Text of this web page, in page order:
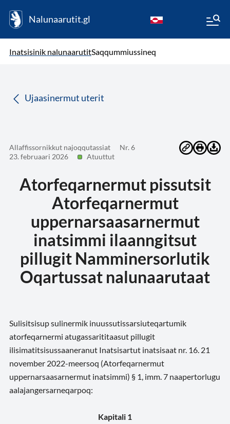
Nalunaarutit.gl
Inatsisinik nalunaarutitSaqqummiussineq
Ujaasinermut uterit
Allaffissornikkut najoqqutassiat
Nr. 6
23. februaari 2026
Atuuttut
Atorfeqarnermut pissutsit
Atorfeqarnermut
uppernarsaasarnermut
inatsimmi ilaanngitsut
pillugit Namminersorlutik
Oqartussat nalunaarutaat
Sulisitsisup sulinermik inuussutissarsiuteqartumik
atorfeqarnermi atugassarititaasut pillugit
ilisimatitsisussaaneranut Inatsisartut inatsisaat nr. 16. 21
november 2022-meersoq (Atorfeqarnermut
uppernarsaasarnermut inatsimmi) § 1, imm. 7 naapertorlugu
aalajangersarneqarpoq:
Kapitali 1